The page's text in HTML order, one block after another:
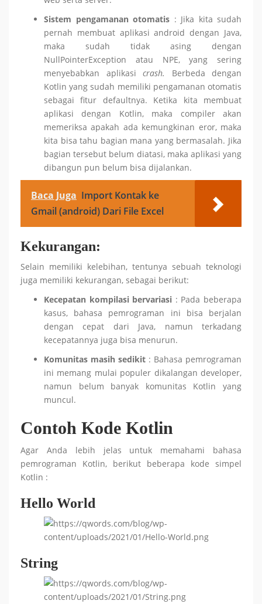
Sistem pengamanan otomatis : Jika kita sudah
pernah membuat aplikasi android dengan Java,
maka sudah tidak asing dengan
NullPointerException atau NPE, yang sering
menyebabkan aplikasi crash. Berbeda dengan
Kotlin yang sudah memiliki pengamanan otomatis
sebagai fitur defaultnya. Ketika kita membuat
aplikasi dengan Kotlin, maka compiler akan
memeriksa apakah ada kemungkinan eror, maka
kita bisa tahu bagian mana yang bermasalah. Jika
bagian tersebut belum diatasi, maka aplikasi yang
dibangun pun belum bisa dijalankan.
Baca Juga Import Kontak ke
Gmail (android) Dari File Excel
Kekurangan:
Selain memiliki kelebihan, tentunya sebuah teknologi
juga memiliki kekurangan, sebagai berikut:
Kecepatan kompilasi bervariasi : Pada beberapa
kasus, bahasa pemrograman ini bisa berjalan
dengan cepat dari Java, namun terkadang
kecepatannya juga bisa menurun.
Komunitas masih sedikit : Bahasa pemrograman
ini memang mulai populer dikalangan developer,
namun belum banyak komunitas Kotlin yang
muncul.
Contoh Kode Kotlin
Agar Anda lebih jelas untuk memahami bahasa
pemrograman Kotlin, berikut beberapa kode simpel
Kotlin :
Hello World
String